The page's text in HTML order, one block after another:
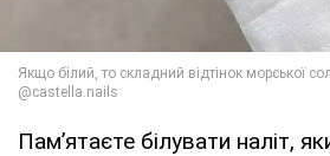
Пам’ятаєте білувати наліт,